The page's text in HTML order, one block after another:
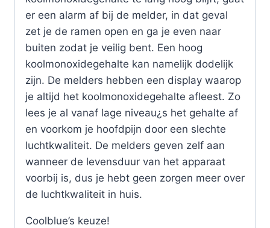
er een alarm af bij de melder, in dat geval
zet je de ramen open en ga je even naar
buiten zodat je veilig bent. Een hoog
koolmonoxidegehalte kan namelijk dodelijk
zijn. De melders hebben een display waarop
je altijd het koolmonoxidegehalte afleest. Zo
lees je al vanaf lage niveau¿s het gehalte af
en voorkom je hoofdpijn door een slechte
luchtkwaliteit. De melders geven zelf aan
wanneer de levensduur van het apparaat
voorbij is, dus je hebt geen zorgen meer over
de luchtkwaliteit in huis.
Coolblue’s keuze!